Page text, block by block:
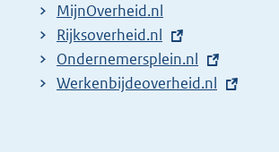
l
i
n
k
MijnOverheid.nl
E
x
t
Rijksoverheid.nl
E
x
Ondernemersplein.nl
E
Werkenbijdeoverheid.nl